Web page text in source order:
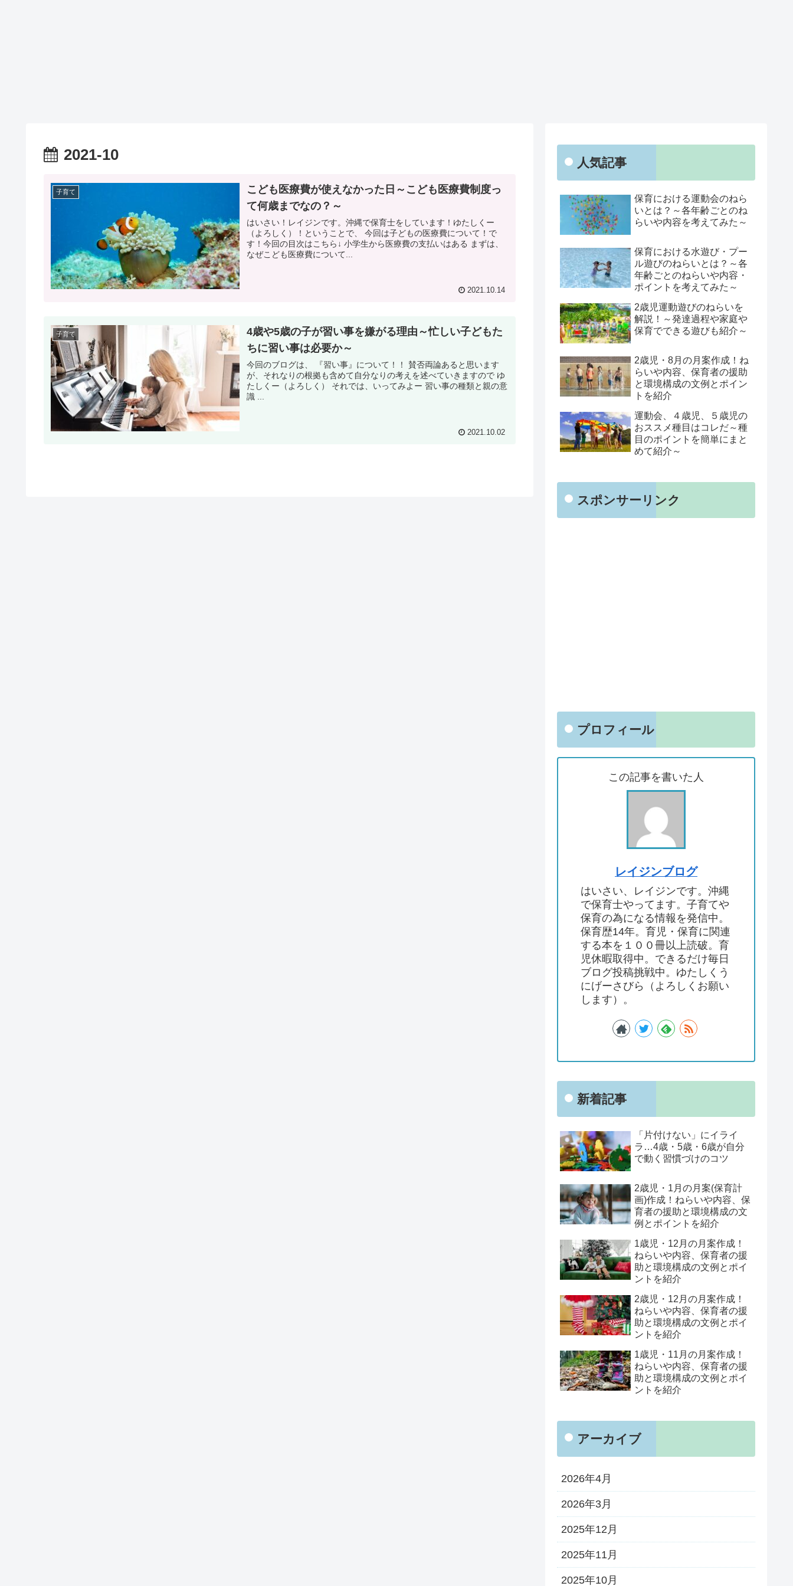
2021-10
子育て
こども医療費が使えなかった日～こども医療費制度っ
て何歳までなの？～
はいさい！レイジンです。沖縄で保育士をしています！ゆたしくー
（よろしく）！ということで、 今回は子どもの医療費について！で
す！今回の目次はこちら↓ 小学生から医療費の支払いはある まずは、
なぜこども医療費について...
2021.10.14
子育て
4歳や5歳の子が習い事を嫌がる理由～忙しい子どもた
ちに習い事は必要か～
今回のブログは、 『習い事』について！！ 賛否両論あると思います
が、それなりの根拠も含めて自分なりの考えを述べていきますので ゆ
たしくー（よろしく） それでは、いってみよー 習い事の種類と親の意
識 ...
2021.10.02
人気記事
保育における運動会のねら
いとは？～各年齢ごとのね
らいや内容を考えてみた～
保育における水遊び・プー
ル遊びのねらいとは？～各
年齢ごとのねらいや内容・
ポイントを考えてみた～
2歳児運動遊びのねらいを
解説！～発達過程や家庭や
保育でできる遊びも紹介～
2歳児・8月の月案作成！ね
らいや内容、保育者の援助
と環境構成の文例とポイン
トを紹介
運動会、４歳児、５歳児の
おススメ種目はコレだ～種
目のポイントを簡単にまと
めて紹介～
スポンサーリンク
プロフィール
この記事を書いた人
レイジンブログ
はいさい、レイジンです。沖縄
で保育士やってます。子育てや
保育の為になる情報を発信中。
保育歴14年。育児・保育に関連
する本を１００冊以上読破。育
児休暇取得中。できるだけ毎日
ブログ投稿挑戦中。ゆたしくう
にげーさびら（よろしくお願い
します）。
新着記事
「片付けない」にイライ
ラ…4歳・5歳・6歳が自分
で動く習慣づけのコツ
2歳児・1月の月案(保育計
画)作成！ねらいや内容、保
育者の援助と環境構成の文
例とポイントを紹介
1歳児・12月の月案作成！
ねらいや内容、保育者の援
助と環境構成の文例とポイ
ントを紹介
2歳児・12月の月案作成！
ねらいや内容、保育者の援
助と環境構成の文例とポイ
ントを紹介
1歳児・11月の月案作成！
ねらいや内容、保育者の援
助と環境構成の文例とポイ
ントを紹介
アーカイブ
2026年4月
2026年3月
2025年12月
2025年11月
2025年10月